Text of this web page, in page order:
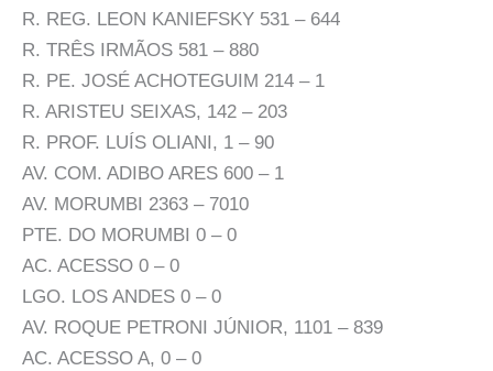
R. REG. LEON KANIEFSKY 531 – 644
R. TRÊS IRMÃOS 581 – 880
R. PE. JOSÉ ACHOTEGUIM 214 – 1
R. ARISTEU SEIXAS, 142 – 203
R. PROF. LUÍS OLIANI, 1 – 90
AV. COM. ADIBO ARES 600 – 1
AV. MORUMBI 2363 – 7010
PTE. DO MORUMBI 0 – 0
AC. ACESSO 0 – 0
LGO. LOS ANDES 0 – 0
AV. ROQUE PETRONI JÚNIOR, 1101 – 839
AC. ACESSO A, 0 – 0